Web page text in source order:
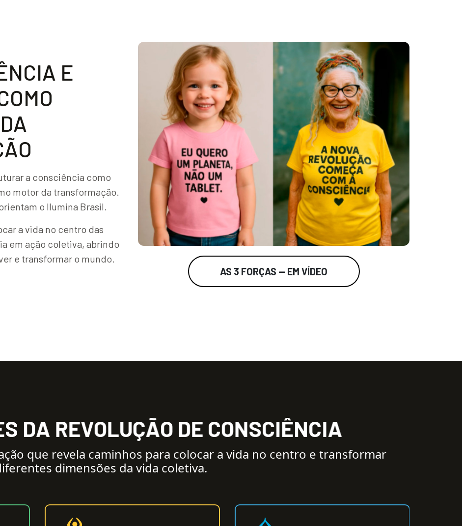
NCIA E
OMO
DA
ÃO
a consciência como
motor da transformação.
o Ilumina Brasil.
a vida no centro das
em ação coletiva, abrindo
e transformar o mundo.
AS 3 FORÇAS — EM VÍDEO
S DA REVOLUÇÃO DE CONSCIÊNCIA
que revela caminhos para colocar a vida no centro e transformar
dimensões da vida coletiva.